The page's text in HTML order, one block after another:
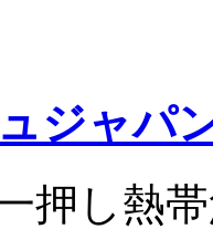
ジャパ
押し熱